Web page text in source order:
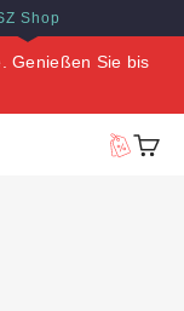
Shop
Genießen Sie bis